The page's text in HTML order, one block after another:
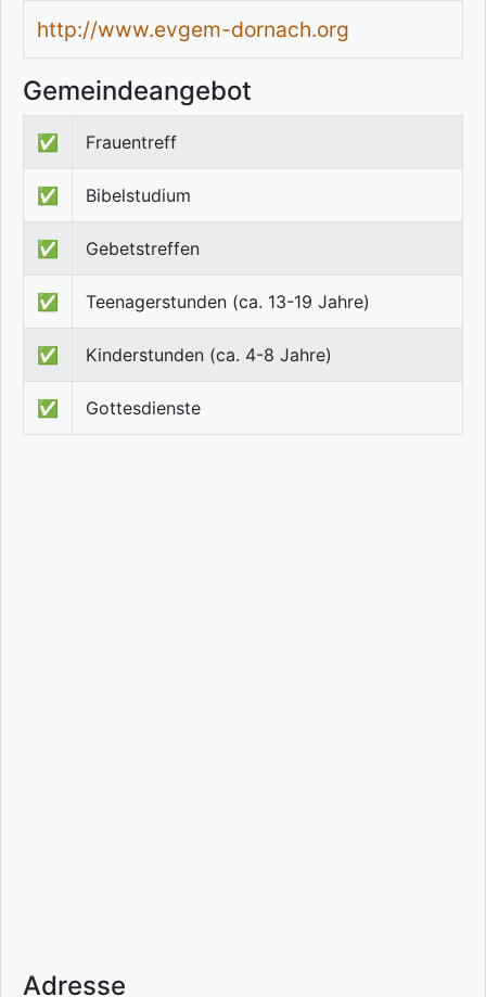
http://www.evgem-dornach.org
Gemeindeangebot
✅ Frauentreff
✅ Bibelstudium
✅ Gebetstreffen
✅ Teenagerstunden (ca. 13-19 Jahre)
✅ Kinderstunden (ca. 4-8 Jahre)
✅ Gottesdienste
Adresse